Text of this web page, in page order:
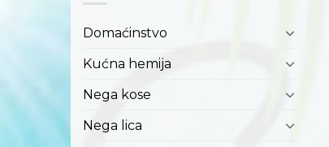
Domaćinstvo
Kućna hemija
Nega kose
Nega lica